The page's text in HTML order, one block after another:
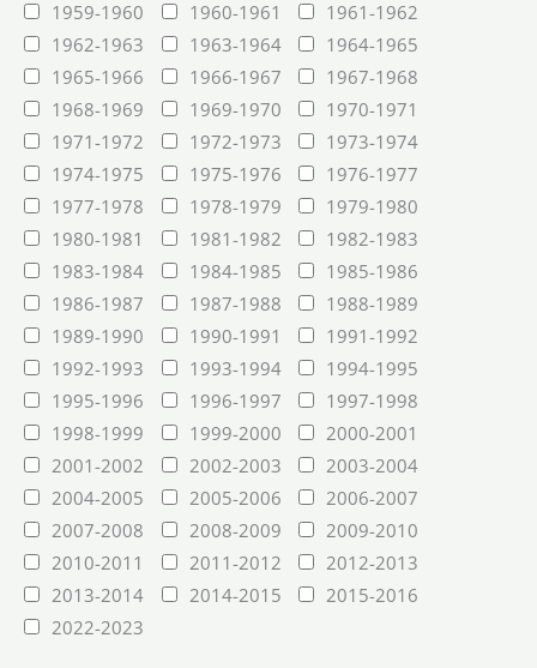
1959-1960
1960-1961
1961-1962
1962-1963
1963-1964
1964-1965
1965-1966
1966-1967
1967-1968
1968-1969
1969-1970
1970-1971
1971-1972
1972-1973
1973-1974
1974-1975
1975-1976
1976-1977
1977-1978
1978-1979
1979-1980
1980-1981
1981-1982
1982-1983
1983-1984
1984-1985
1985-1986
1986-1987
1987-1988
1988-1989
1989-1990
1990-1991
1991-1992
1992-1993
1993-1994
1994-1995
1995-1996
1996-1997
1997-1998
1998-1999
1999-2000
2000-2001
2001-2002
2002-2003
2003-2004
2004-2005
2005-2006
2006-2007
2007-2008
2008-2009
2009-2010
2010-2011
2011-2012
2012-2013
2013-2014
2014-2015
2015-2016
2022-2023